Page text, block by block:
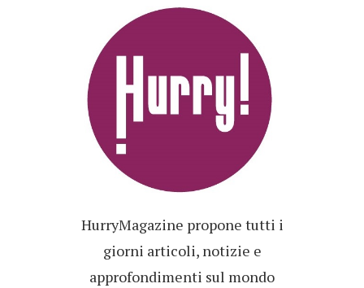
HurryMagazine propone tutti i
giorni articoli, notizie e
approfondimenti sul mondo